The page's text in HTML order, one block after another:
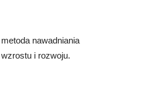
nawadniania
i rozwoju.